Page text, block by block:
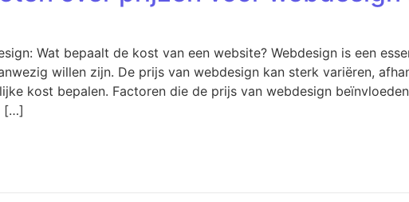
Wat bepaalt de kost van een website? Webdesign is een
willen zijn. De prijs van webdesign kan sterk variëren,
kost bepalen. Factoren die de prijs van webdesign
[…]